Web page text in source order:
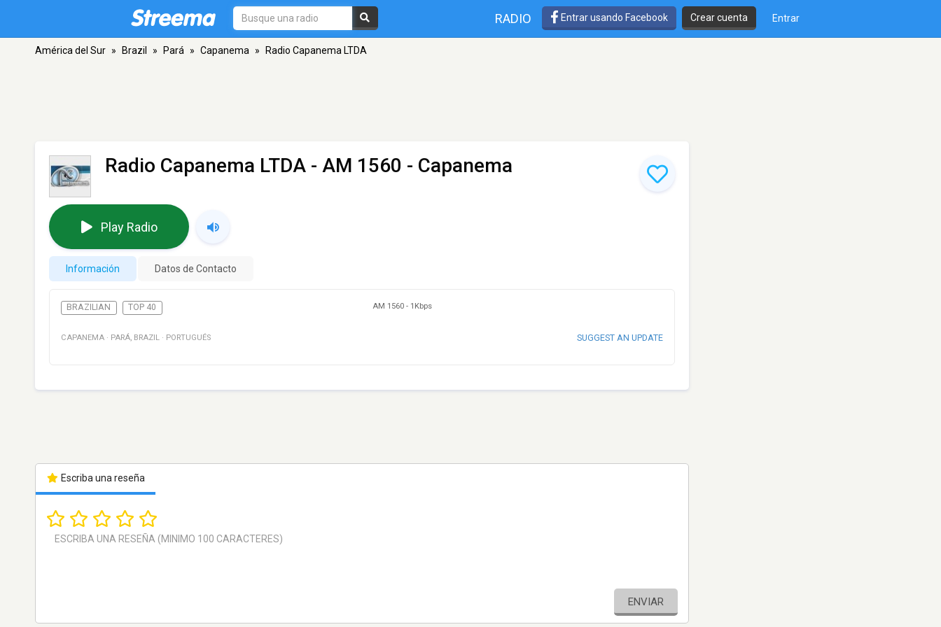
RADIO Entrar usando Facebook Crear cuenta Entrar
América del Sur » Brazil » Pará » Capanema » Radio Capanema LTDA
Radio Capanema LTDA - AM 1560 - Capanema
Play Radio
Información Datos de Contacto
BRAZILIAN TOP 40 AM 1560 - 1Kbps
CAPANEMA · PARÁ, BRAZIL · PORTUGUÉS SUGGEST AN UPDATE
Escriba una reseña
ENVIAR